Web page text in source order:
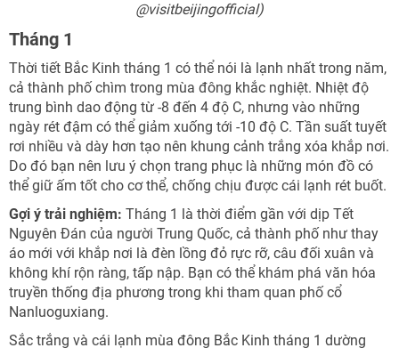
@visitbeijingofficial)
Tháng 1
Thời tiết Bắc Kinh tháng 1 có thể nói là lạnh nhất trong năm,
cả thành phố chìm trong mùa đông khắc nghiệt. Nhiệt độ
trung bình dao động từ -8 đến 4 độ C, nhưng vào những
ngày rét đậm có thể giảm xuống tới -10 độ C. Tần suất tuyết
rơi nhiều và dày hơn tạo nên khung cảnh trắng xóa khắp nơi.
Do đó bạn nên lưu ý chọn trang phục là những món đồ có
thể giữ ấm tốt cho cơ thể, chống chịu được cái lạnh rét buốt.
Gợi ý trải nghiệm: Tháng 1 là thời điểm gần với dịp Tết
Nguyên Đán của người Trung Quốc, cả thành phố như thay
áo mới với khắp nơi là đèn lồng đỏ rực rỡ, câu đối xuân và
không khí rộn ràng, tấp nập. Bạn có thể khám phá văn hóa
truyền thống địa phương trong khi tham quan phố cổ
Nanluoguxiang.
Sắc trắng và cái lạnh mùa đông Bắc Kinh tháng 1 dường